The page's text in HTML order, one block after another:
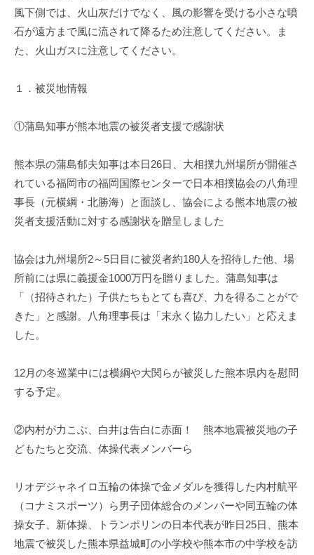
風下側では、火山灰だけでなく、風の影響を受ける小さな噴
石が遠方まで風に流されて降るため注意してください。ま
た、火山ガスに注意してください。
１．被災地情報
①蒲島知事が熊本地震の被災者支援で感謝状
熊本県の蒲島郁夫知事は本日26日、大相撲九州場所が開催さ
れている福岡市の福岡国際センターで日本相撲協会の八角理
事長（元横綱・北勝海）と面談し、協会による熊本地震の被
災者支援活動に対する感謝状を贈呈しました
協会は九州場所2～5日目に被災者約180人を招待した他、場
所前には県に義援金1000万円を贈りました。蒲島知事は
「（招待された）子供たちもとても喜び、力を得ることがで
きた」と感謝。八角理事長は「末永く協力したい」と応えま
した。
12月の冬巡業中には横綱や大関らが被災した熊本県内を慰問
する予定。
②内村が力こぶ、白井は告白に赤面！ 熊本地震被災地の子
どもたちと交流、体操代表メンバーら
リオデジャネイロ五輪の体操で金メダルを獲得した内村航平
（コナミスポーツ）ら男子団体総合のメンバーや同五輪の体
操女子、新体操、トランポリンの日本代表が昨日25日、熊本
地震で被災した熊本県益城町の小学校や熊本市の中学校を訪